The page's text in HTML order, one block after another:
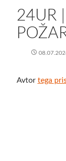
24UR
Avtor tega